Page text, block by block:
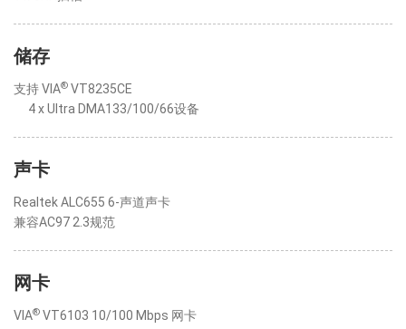
储存
支持 VIA® VT8235CE
4 x Ultra DMA133/100/66设备
声卡
Realtek ALC655 6-声道声卡
兼容AC97 2.3规范
网卡
VIA® VT6103 10/100 Mbps 网卡